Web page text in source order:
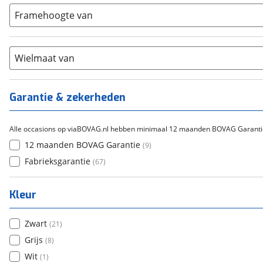
Gazelle (0)
Cortina (0)
Flyer (0)
Overig ( 0)
15-20 (13)
21+
Carbon
Chroom-molybdeen (0)
Scandium
Staal (0 )
Tica
Framehoogte van
Wielmaat van
Garantie & zekerheden
Alle occasions op viaBOVAG.nl hebben minimaal 12 maanden BOVAG
12 maanden BOVAG Garantie (9)
Fabrieksgarantie (67)
Kleur
Zwart (21)
Grijs (8)
Wit (1)